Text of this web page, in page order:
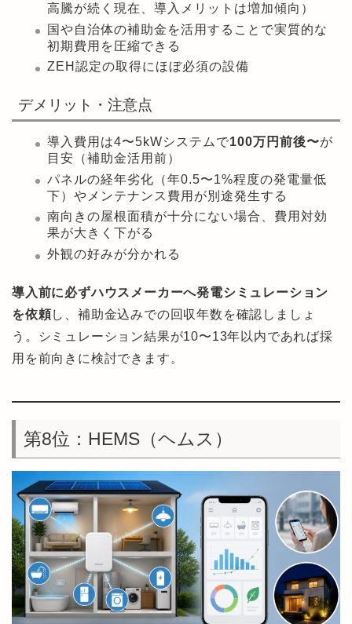
高騰が続く現在、導入メリットは増加傾向）
国や自治体の補助金を活用することで実質的な
初期費用を圧縮できる
ZEH認定の取得にほぼ必須の設備
デメリット・注意点
導入費用は4〜5kWシステムで100万円前後〜が
目安（補助金活用前）
パネルの経年劣化（年0.5〜1%程度の発電量低
下）やメンテナンス費用が別途発生する
南向きの屋根面積が十分にない場合、費用対効
果が大きく下がる
外観の好みが分かれる
導入前に必ずハウスメーカーへ発電シミュレーション
を依頼し、補助金込みでの回収年数を確認しましょ
う。シミュレーション結果が10〜13年以内であれば採
用を前向きに検討できます。
第8位：HEMS（ヘムス）